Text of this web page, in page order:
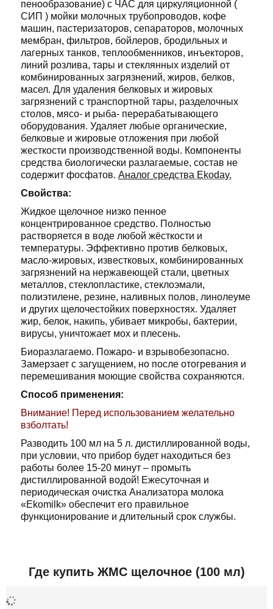
пенообразование) с ЧАС для циркуляционной (
СИП ) мойки молочных трубопроводов, кофе
машин, пастеризаторов, сепараторов, молочных
мембран, фильтров, бойлеров, бродильных и
лагерных танков, теплообменников, инъекторов,
линий розлива, тары и стеклянных изделий от
комбинированных загрязнений, жиров, белков,
масел. Для удаления белковых и жировых
загрязнений с транспортной тары, разделочных
столов, мясо- и рыба- перерабатывающего
оборудования. Удаляет любые органические,
белковые и жировые отложения при любой
жесткости производственной воды. Компоненты
средства биологически разлагаемые, состав не
содержит фосфатов. Аналог средства Ekoday.
Свойства:
Жидкое щелочное низко пенное
концентрированное средство. Полностью
растворяется в воде любой жёсткости и
температуры. Эффективно против белковых,
масло-жировых, известковых, комбинированных
загрязнений на нержавеющей стали, цветных
металлов, стеклопластике, стеклоэмали,
полиэтилене, резине, наливных полов, линолеуме
и других щелочестойких поверхностях. Удаляет
жир, белок, накипь, убивает микробы, бактерии,
вирусы, уничтожает мох и плесень.
Биоразлагаемо. Пожаро- и взрывобезопасно.
Замерзает с загущением, но после отогревания и
перемешивания моющие свойства сохраняются.
Способ применения:
Внимание! Перед использованием желательно
взболтать!
Разводить 100 мл на 5 л. дистиллированной воды,
при условии, что прибор будет находиться без
работы более 15-20 минут – промыть
дистиллированной водой! Ежесуточная и
периодическая очистка Анализатора молока
«Ekomilk» обеспечит его правильное
функционирование и длительный срок службы.
Дополнительная информация
Добавить отзыв
Где купить ЖМС щелочное (100 мл)